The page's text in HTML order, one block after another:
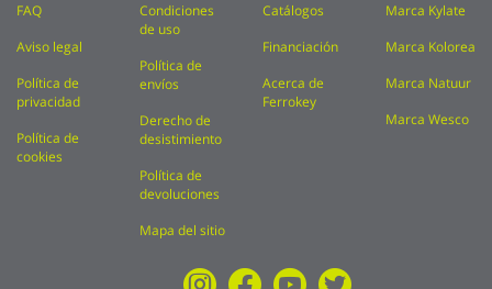
FAQ
Aviso legal
Política de
privacidad
Política de
cookies
Condiciones
de uso
Política de
envíos
Derecho de
desistimiento
Política de
devoluciones
Mapa del sitio
Catálogos
Financiación
Acerca de
Ferrokey
Marca Kylate
Marca Kolorea
Marca Natuur
Marca Wesco